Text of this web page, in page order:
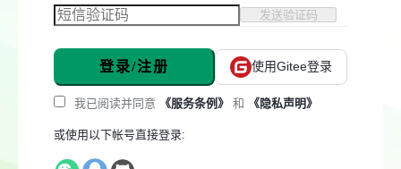
发送验证码
登录/注册 使用Gitee登录
我已阅读并同意 《服务条例》 和 《隐私声明》
或使用以下帐号直接登录: